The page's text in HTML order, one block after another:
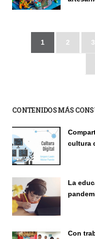
1 2 3
CONTENIDOS MÁS
cultura
La
Con